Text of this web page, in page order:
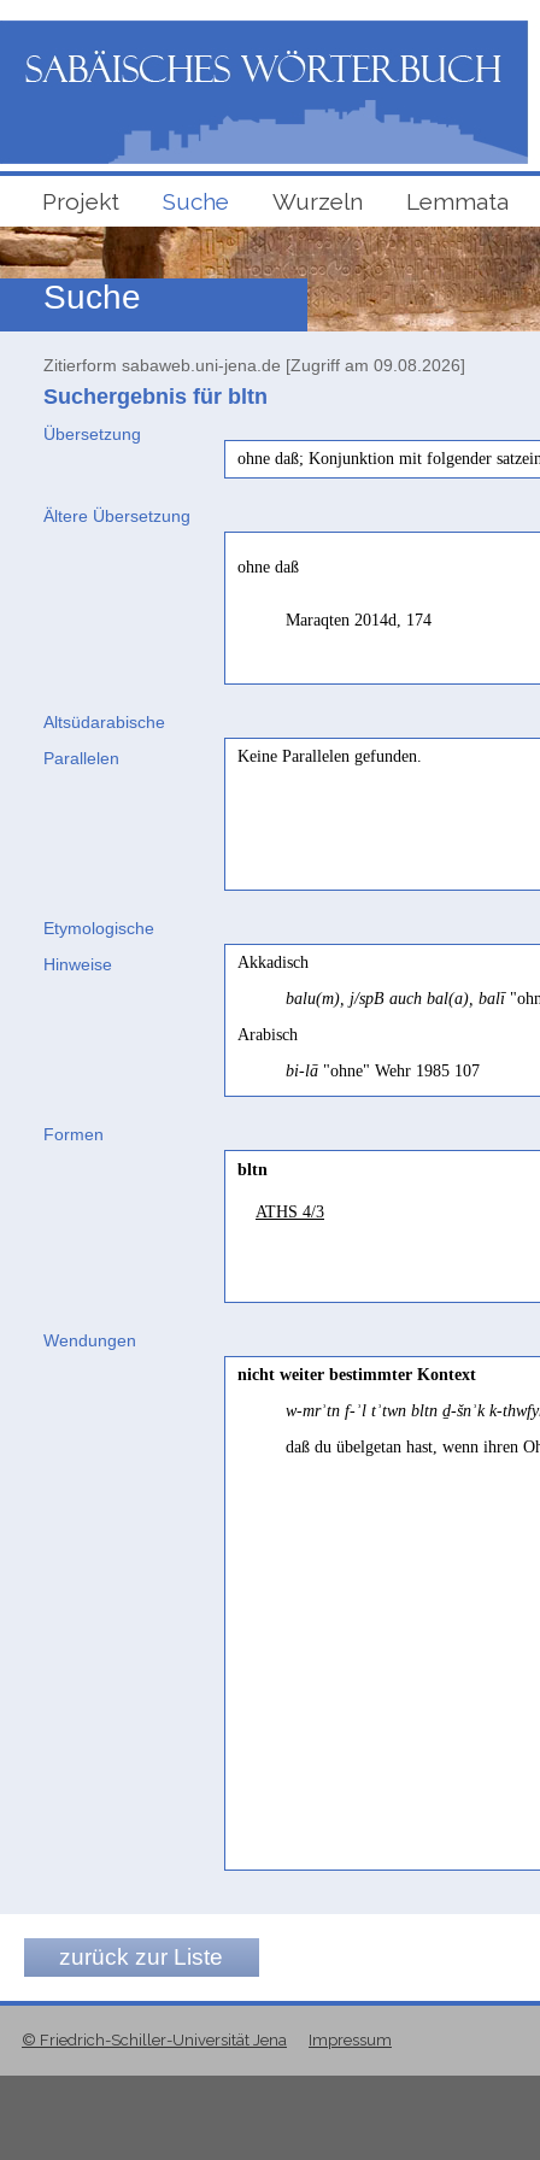
Projekt Suche Wurzeln Lemmata
Suche
Zitierform sabaweb.uni-jena.de [Zugriff am 09.08.2026]
Suchergebnis für bltn
Übersetzung
ohne daß; Konjunktion mit folgender
Ältere Übersetzung
ohne daß
Maraqten 2014d, 174
Altsüdarabische
Parallelen
Keine Parallelen gefunden.
Etymologische
Hinweise
Akkadisch
balu(m), j/spB auch bal(a), balī
Arabisch
bi-lā "ohne" Wehr 1985 107
Hebräisch
biltī"1. nicht 2. ohne; abgesehen v.,
Formen
bltn
ATHS 4/3
Wendungen
nicht weiter bestimmter Kontext
w-mrʾtn f-ʾl tʾtwn bltn ḏ-šnʾk k-
daß du übelgetan hast, wenn ihren
zurück zur Liste
© Friedrich-Schiller-Universität Jena Impressum